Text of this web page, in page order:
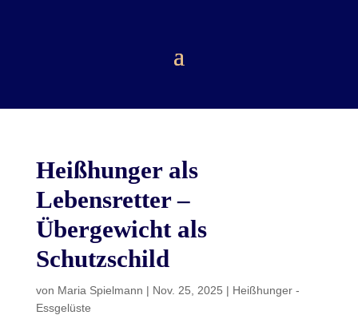
Heißhunger als
Lebensretter –
Übergewicht als
Schutzschild
von Maria Spielmann | Nov. 25, 2025 | Heißhunger -
Essgelüste